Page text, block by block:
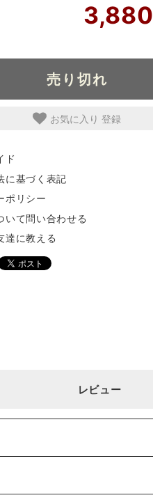
3,880
売り切れ
お気に入り
ド
に基づく表記
ポリシー
いて問い合わせる
達に教える
レビュー